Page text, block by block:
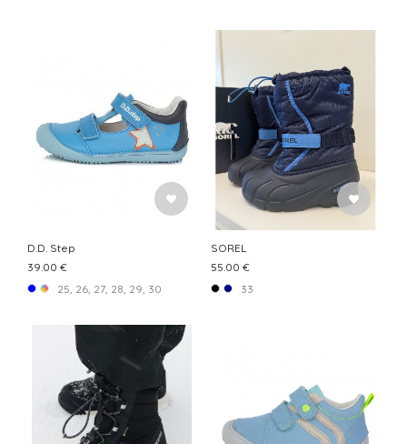
D.D. Step
39.00 €
25, 26, 27, 28, 29, 30
SOREL
55.00 €
33